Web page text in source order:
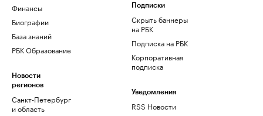
Финансы
Биографии
База знаний
РБК Образование
Новости
регионов
Санкт-Петербург
и область
Подписки
Скрыть баннеры
на РБК
Подписка на РБК
Корпоративная
подписка
Уведомления
RSS Новости